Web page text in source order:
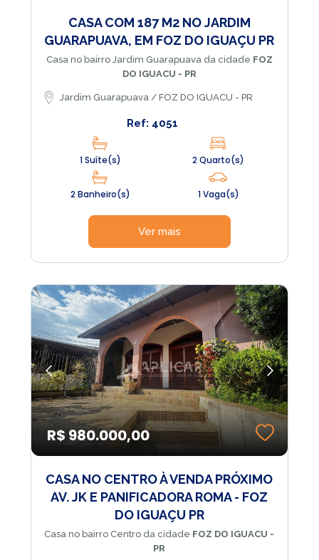
CASA COM 187 M2 NO JARDIM
GUARAPUAVA, EM FOZ DO IGUAÇU PR
Casa no bairro Jardim Guarapuava da cidade FOZ
DO IGUACU - PR
Jardim Guarapuava / FOZ DO IGUACU - PR
Ref: 4051
1 Suíte(s) 2 Quarto(s)
2 Banheiro(s) 1 Vaga(s)
Ver mais
R$ 980.000,00
CASA NO CENTRO À VENDA PRÓXIMO
AV. JK E PANIFICADORA ROMA - FOZ
DO IGUAÇU PR
Casa no bairro Centro da cidade FOZ DO IGUACU -
PR